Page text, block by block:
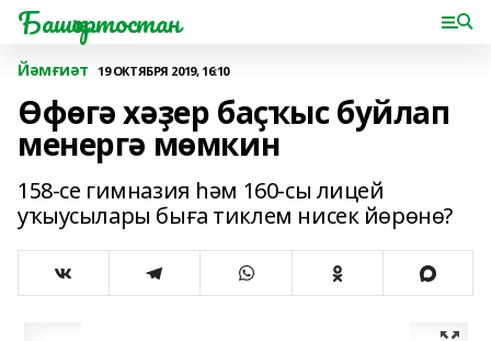
Башҡортостан
Йәмғиәт 19 ОКТЯБРЯ 2019, 16:10
Өфөгә хәҙер баҫҡыс буйлап
менергә мөмкин
158-се гимназия һәм 160-сы лицей
уҡыусылары быға тиклем нисек йөрөнө?